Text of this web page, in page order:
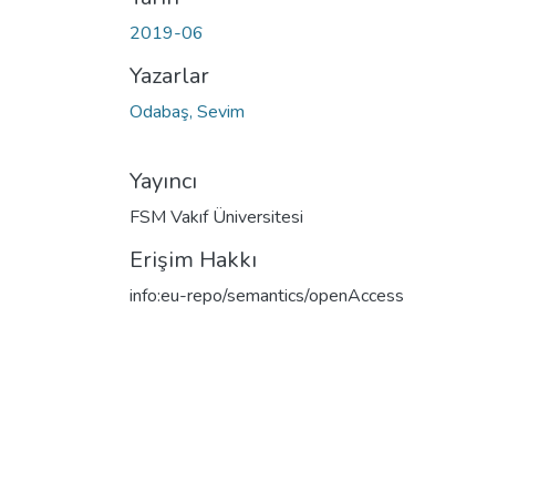
2019-06
Yazarlar
Odabaş, Sevim
Yayıncı
FSM Vakıf Üniversitesi
Erişim Hakkı
info:eu-repo/semantics/openAccess